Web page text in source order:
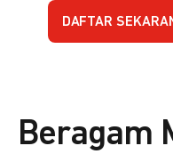
DAFTAR
Beragam